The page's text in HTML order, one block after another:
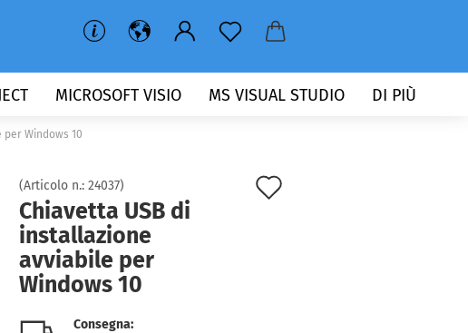
MICROSOFT VISIO MS VISUAL STUDIO DI PIÙ
Windows 10
(Articolo n.: 24037)
Chiavetta USB di
installazione
avviabile per
Windows 10
Consegna: